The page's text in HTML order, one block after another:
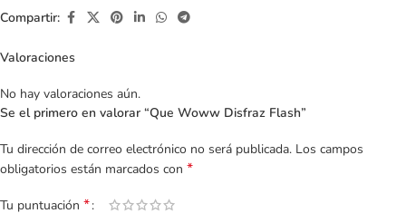
Compartir:
Valoraciones
No hay valoraciones aún.
Se el primero en valorar “Que Woww Disfraz Flash”
Tu dirección de correo electrónico no será publicada. Los campos
obligatorios están marcados con *
Tu puntuación *